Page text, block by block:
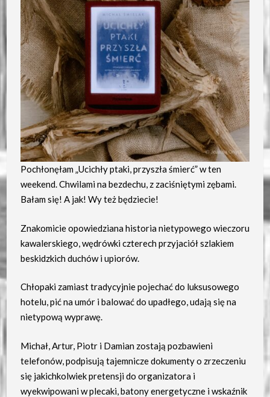
Pochłonęłam „Ucichły ptaki, przyszła śmierć” w ten
weekend. Chwilami na bezdechu, z zaciśniętymi zębami.
Bałam się! A jak! Wy też będziecie!
Znakomicie opowiedziana historia nietypowego wieczoru
kawalerskiego, wędrówki czterech przyjaciół szlakiem
beskidzkich duchów i upiorów.
Chłopaki zamiast tradycyjnie pojechać do luksusowego
hotelu, pić na umór i balować do upadłego, udają się na
nietypową wyprawę.
Michał, Artur, Piotr i Damian zostają pozbawieni
telefonów, podpisują tajemnicze dokumenty o zrzeczeniu
się jakichkolwiek pretensji do organizatora i
wyekwipowani w plecaki, batony energetyczne i wskaźnik